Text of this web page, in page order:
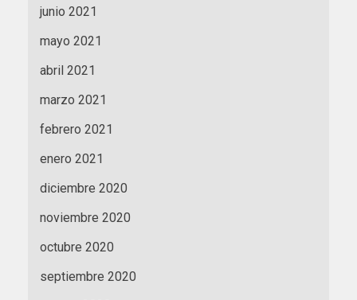
junio 2021
mayo 2021
abril 2021
marzo 2021
febrero 2021
enero 2021
diciembre 2020
noviembre 2020
octubre 2020
septiembre 2020